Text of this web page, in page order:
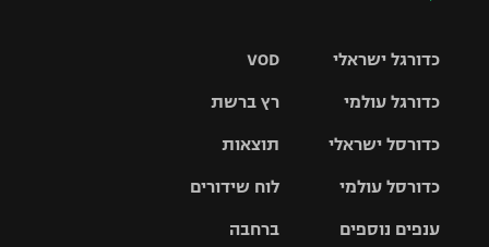
VOD
רץ ברשת
תוצאות
לוח שידורים
ברחבה
כדורגל ישראלי
גביע הטוטו
כדורגל עולמי
האלופות
ליגה
כדורסל ישראלי
סל
כדורסל עולמי
ענפים נוספים